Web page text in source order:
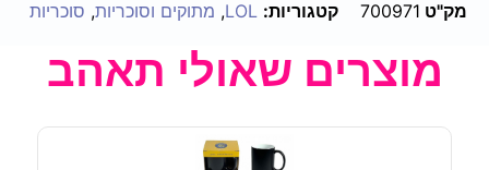
מק"ט 700971 קטגוריות: LOL
, מתוקים וסוכריות, סוכריות
מוצרים שאולי תאהב